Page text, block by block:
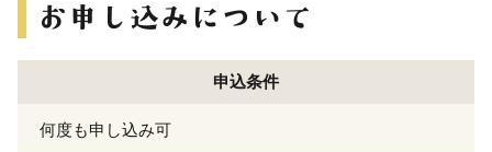
申込条件
何度も申し込み可